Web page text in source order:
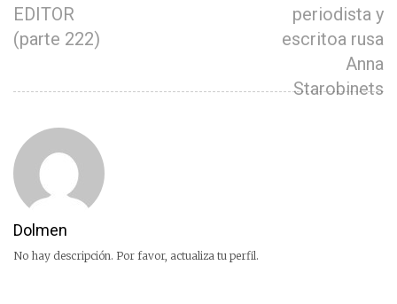
EDITOR
(parte 222)
periodista y
escritoa rusa
Anna
Starobinets
Dolmen
No hay descripción. Por favor, actualiza tu perfil.